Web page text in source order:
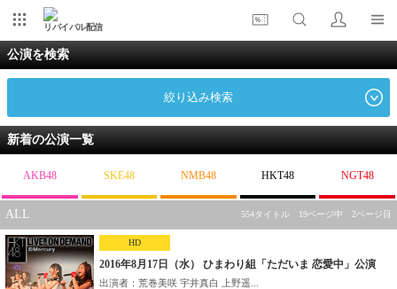
リバイバル配信
公演を検索
絞り込み検索
新着の公演一覧
AKB48 SKE48 NMB48 HKT48 NGT48
ALL 554タイトル 19ページ中 2ページ目
HD
2016年8月17日（水） ひまわり組「ただいま 恋愛中」公演
出演者：荒巻美咲 宇井真白 上野遥...